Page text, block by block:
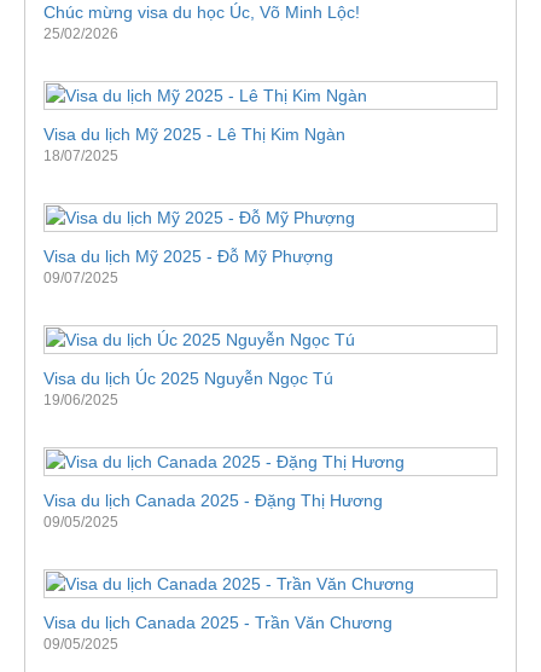
Chúc mừng visa du học Úc, Võ Minh Lộc!
25/02/2026
Visa du lịch Mỹ 2025 - Lê Thị Kim Ngàn
18/07/2025
Visa du lịch Mỹ 2025 - Đỗ Mỹ Phượng
09/07/2025
Visa du lịch Úc 2025 Nguyễn Ngọc Tú
19/06/2025
Visa du lịch Canada 2025 - Đặng Thị Hương
09/05/2025
Visa du lịch Canada 2025 - Trần Văn Chương
09/05/2025